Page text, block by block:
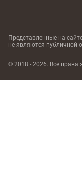
Представленные на
не являются публичной
© 2018 - 2026. Все